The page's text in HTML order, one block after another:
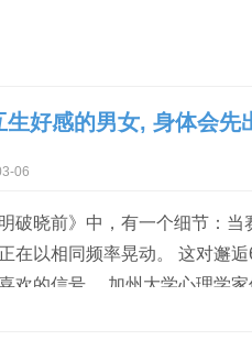
生好感的男女, 身体会先
06
破晓前》中，有一个细节：
在以相同频率晃动。 这对邂
欢的信号。 加州大学心理学